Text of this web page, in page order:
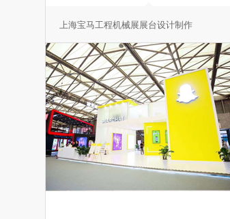
上海宝马工程机械展展台设计制作